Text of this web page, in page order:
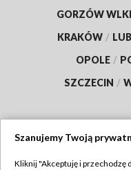
GORZÓW
KRAKÓW /
OPOLE /
SZCZECIN /
Szanujemy Twoją
Kliknij "Akceptuję i przechodzę